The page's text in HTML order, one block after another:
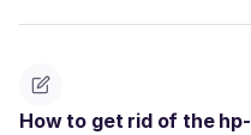
How to get rid of the